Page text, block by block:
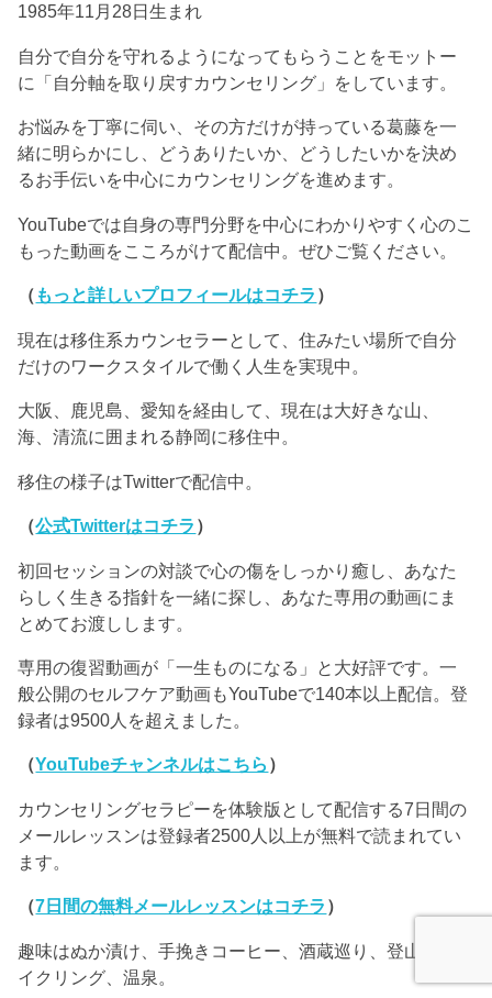
1985年11月28日生まれ
自分で自分を守れるようになってもらうことをモットー
に「自分軸を取り戻すカウンセリング」をしています。
お悩みを丁寧に伺い、その方だけが持っている葛藤を一
緒に明らかにし、どうありたいか、どうしたいかを決め
るお手伝いを中心にカウンセリングを進めます。
YouTubeでは自身の専門分野を中心にわかりやすく心のこ
もった動画をこころがけて配信中。ぜひご覧ください。
（ もっと詳しいプロフィールはコチラ ）
現在は移住系カウンセラーとして、住みたい場所で自分
だけのワークスタイルで働く人生を実現中。
大阪、鹿児島、愛知を経由して、現在は大好きな山、
海、清流に囲まれる静岡に移住中。
移住の様子はTwitterで配信中。
（公式Twitterはコチラ ）
初回セッションの対談で心の傷をしっかり癒し、あなた
らしく生きる指針を一緒に探し、あなた専用の動画にま
とめてお渡しします。
専用の復習動画が「一生ものになる」と大好評です。一
般公開のセルフケア動画もYouTubeで140本以上配信。登
録者は9500人を超えました。
（YouTubeチャンネルはこちら ）
カウンセリングセラピーを体験版として配信する7日間の
メールレッスンは登録者2500人以上が無料で読まれてい
ます。
（7日間の無料メールレッスンはコチラ ）
趣味はぬか漬け、手挽きコーヒー、酒蔵巡り、登山、サ
イクリング、温泉。